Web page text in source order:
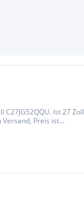
Ist 27 Zoll
Preis ist